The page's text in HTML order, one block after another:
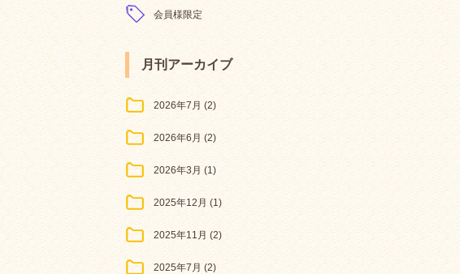
会員様限定
月刊アーカイブ
2026年7月 (2)
2026年6月 (2)
2026年3月 (1)
2025年12月 (1)
2025年11月 (2)
2025年7月 (2)